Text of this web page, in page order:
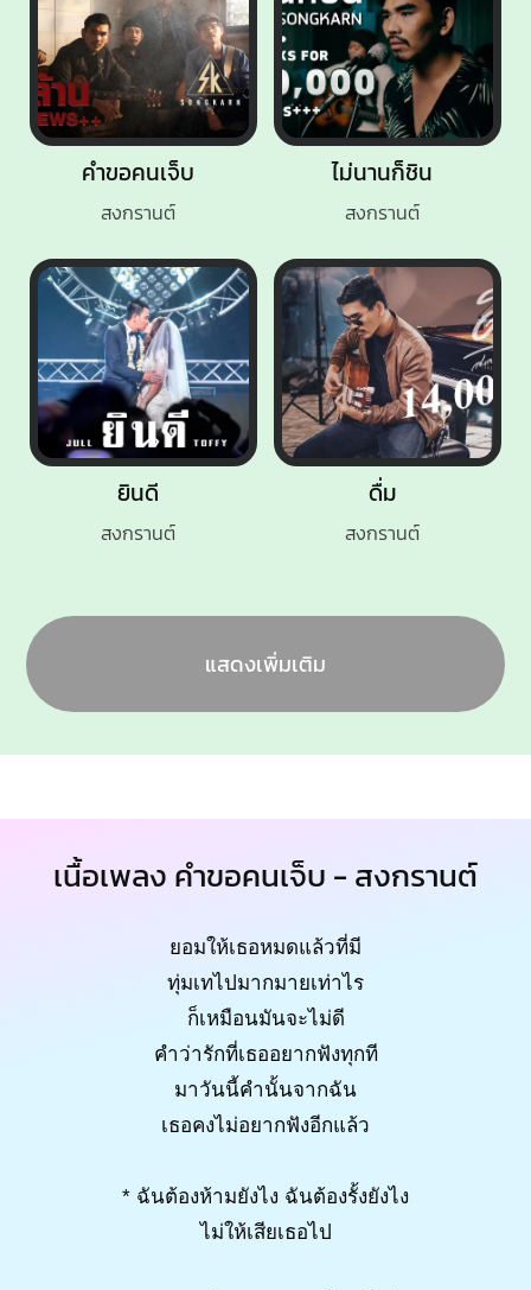
คำขอคนเจ็บ
สงกรานต์
ไม่นานก็ชิน
สงกรานต์
ยินดี
สงกรานต์
ดื่ม
สงกรานต์
แสดงเพิ่มเติม
เนื้อเพลง คำขอคนเจ็บ - สงกรานต์
ยอมให้เธอหมดแล้วที่มี
ทุ่มเทไปมากมายเท่าไร
ก็เหมือนมันจะไม่ดี
คำว่ารักที่เธออยากฟังทุกที
มาวันนี้คำนั้นจากฉัน
เธอคงไม่อยากฟังอีกแล้ว
* ฉันต้องห้ามยังไง ฉันต้องรั้งยังไง
ไม่ให้เสียเธอไป